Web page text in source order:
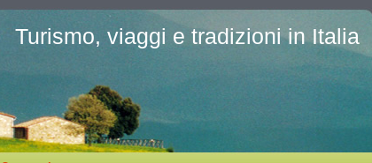
Turismo, viaggi e tradizioni in Italia